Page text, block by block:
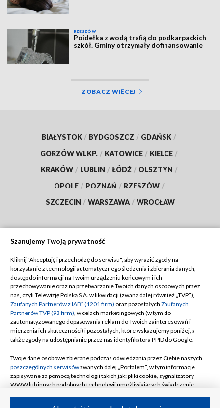
RZESZÓW
Poidełka z wodą trafią do podkarpackich
szkół. Gminy otrzymały dofinansowanie
ZOBACZ WIĘCEJ
BIAŁYSTOK / BYDGOSZCZ / GDAŃSK /
GORZÓW WLKP. / KATOWICE / KIELCE /
KRAKÓW / LUBLIN / ŁÓDŹ / OLSZTYN /
OPOLE / POZNAŃ / RZESZÓW /
SZCZECIN / WARSZAWA / WROCŁAW
TVP
Abonament TVP
Emisja w TVP
Centrum informacji TVP
Naziemna Telewizja Cyfrowa
Rada Programowa
System NOS
Informacje o nadawcy
Regulamin TVP
Polityka prywatności
Moje zgody
Pomoc
Kontakt
Kanały
Szanujemy Twoją prywatność
Kliknij "Akceptuję i przechodzę do serwisu", aby wyrazić zgody na
korzystanie z technologii automatycznego śledzenia i zbierania danych,
dostęp do informacji na Twoim urządzeniu końcowym i ich
przechowywanie oraz na przetwarzanie Twoich danych osobowych przez
nas, czyli Telewizję Polską S.A. w likwidacji (zwaną dalej również „TVP”),
Zaufanych Partnerów z IAB* (1201 firm) oraz pozostałych Zaufanych
Partnerów TVP (93 firm), w celach marketingowych (w tym do
zautomatyzowanego dopasowania reklam do Twoich zainteresowań i
mierzenia ich skuteczności) i pozostałych, które wskazujemy poniżej, a
także zgody na udostępnianie przez nas identyfikatora PPID do Google.
Twoje dane osobowe zbierane podczas odwiedzania przez Ciebie naszych
poszczególnych serwisówzwanych dalej „Portalem”, w tym informacje
zapisywane za pomocą technologii takich jak: pliki cookie, sygnalizatory
WWW lub innych podobnych technologii umożliwiających świadczenie